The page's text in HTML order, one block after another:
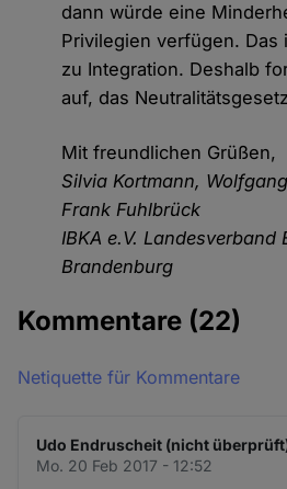
dann würde eine
Privilegien verfügen. Das
zu Integration. Deshalb
auf, das
Mit freundlichen Grüßen,
Silvia Kortmann,
Frank Fuhlbrück
IBKA e.V. Landesverband
Brandenburg
Kommentare (22)
Netiquette für Kommentare
Udo Endruscheit (nicht
Mo. 20 Feb 2017 - 12:52